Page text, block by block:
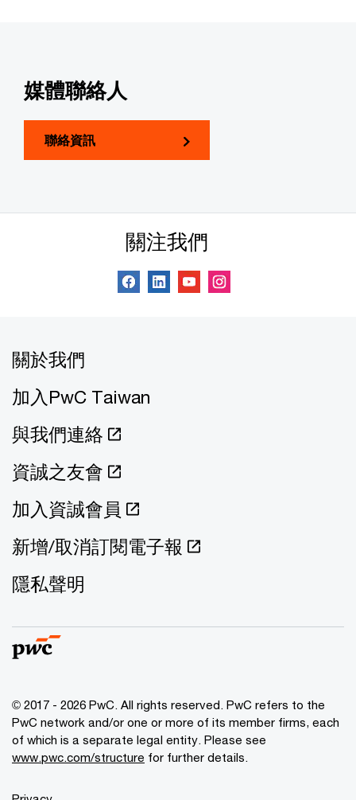
媒體聯絡人
聯絡資訊
關注我們
關於我們
加入PwC Taiwan
與我們連絡
資誠之友會
加入資誠會員
新增/取消訂閱電子報
隱私聲明
© 2017 - 2026 PwC. All rights reserved. PwC refers to the
PwC network and/or one or more of its member firms, each
of which is a separate legal entity. Please see
www.pwc.com/structure for further details.